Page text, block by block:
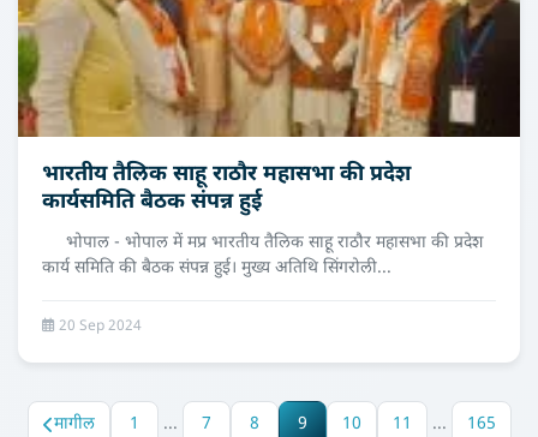
भारतीय तैलिक साहू राठौर महासभा की प्रदेश
कार्यसमिति बैठक संपन्न हुई
भोपाल - भोपाल में मप्र भारतीय तैलिक साहू राठौर महासभा की प्रदेश
कार्य समिति की बैठक संपन्न हुई। मुख्य अतिथि सिंगरोली...
20 Sep 2024
मागील 1 ... 7 8 9 10 11 ... 165